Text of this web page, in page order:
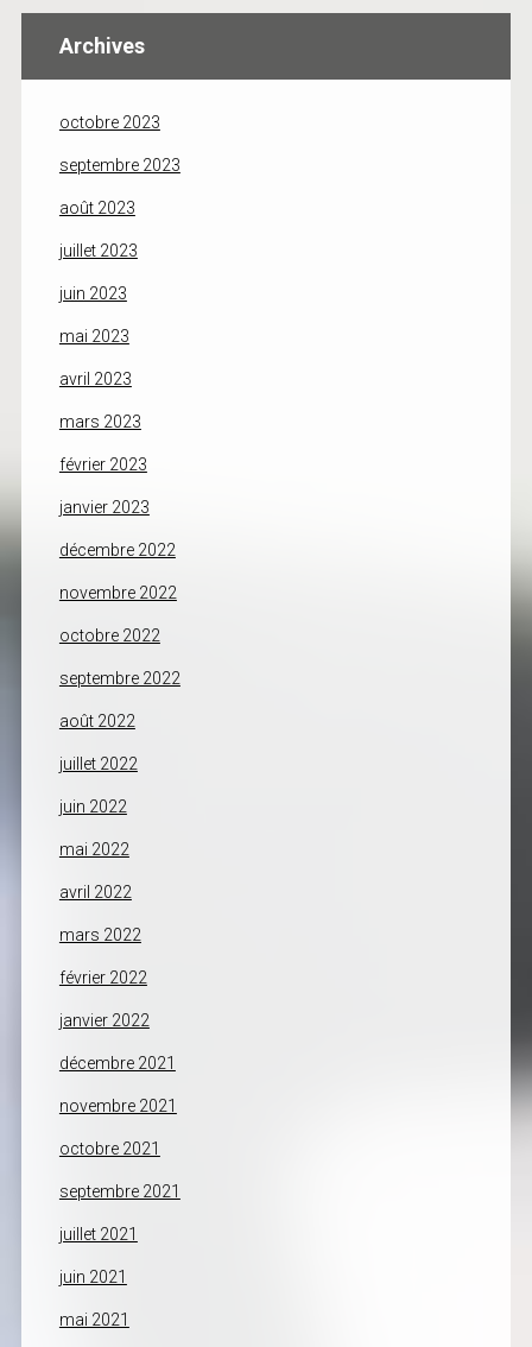
Archives
octobre 2023
septembre 2023
août 2023
juillet 2023
juin 2023
mai 2023
avril 2023
mars 2023
février 2023
janvier 2023
décembre 2022
novembre 2022
octobre 2022
septembre 2022
août 2022
juillet 2022
juin 2022
mai 2022
avril 2022
mars 2022
février 2022
janvier 2022
décembre 2021
novembre 2021
octobre 2021
septembre 2021
juillet 2021
juin 2021
mai 2021